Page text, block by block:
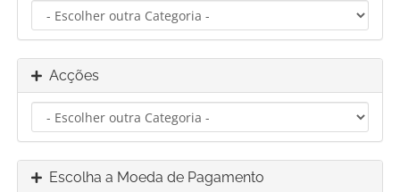
Acções
Escolha a Moeda de Pagamento